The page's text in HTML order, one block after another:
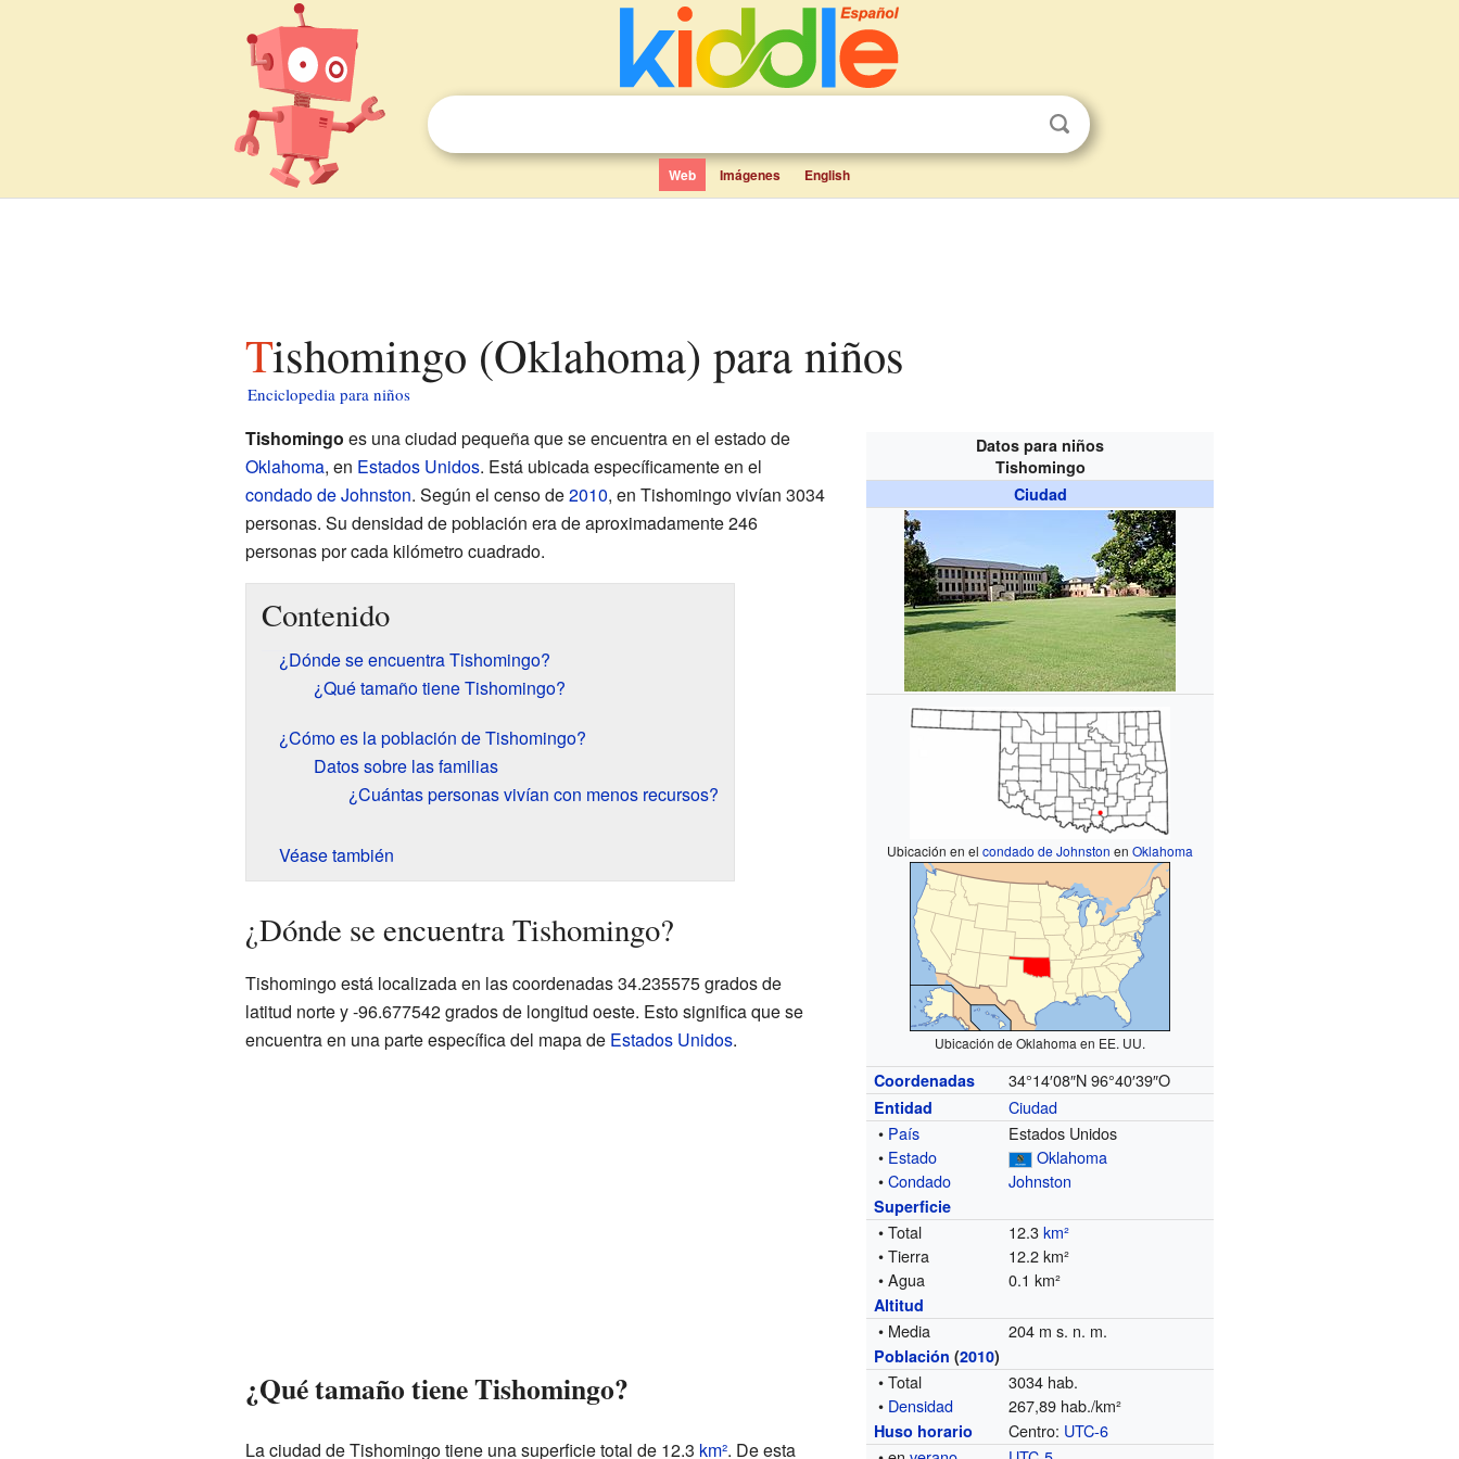
Web Imágenes English
Tishomingo (Oklahoma) para niños
Enciclopedia para niños
Datos para niños
Tishomingo
Ciudad
Ubicación en elcondado de Johnston enOklahoma
Ubicación de Oklahoma en EE. UU.
Coordenadas 34°14′08″N 96°40′39″O
Entidad
Ciudad
• País
Estados Unidos
• Estado
Oklahoma
•Condado Johnston
Superficie
• Total 12.3km²
• Tierra
12.2 km²
• Agua
0.1 km²
Altitud
• Media 204 m s. n. m.
Población (2010)
• Total
3034 hab.
• Densidad 267,89 hab./km²
Huso horario Centro: UTC-6
Tishomingo es una ciudad pequeña que se encuentra en el estado de
Oklahoma, en Estados Unidos. Está ubicada específicamente en el
condado de Johnston. Según el censo de2010, en Tishomingo vivían 3034
personas. Su densidad de población era de aproximadamente 246
personas por cada kilómetro cuadrado.
Contenido
¿Dónde se encuentra Tishomingo?
¿Qué tamaño tiene Tishomingo?
¿Cómo es la población de Tishomingo?
Datos sobre las familias
¿Cuántas personas vivían con menos recursos?
Véase también
¿Dónde se encuentra Tishomingo?
Tishomingo está localizada en las coordenadas 34.235575 grados de
latitud norte y -96.677542 grados de longitud oeste. Esto significa que se
encuentra en una parte específica del mapa de Estados Unidos.
¿Qué tamaño tiene Tishomingo?
La ciudad de Tishomingo tiene una superficie total de 12.3 km². De esta